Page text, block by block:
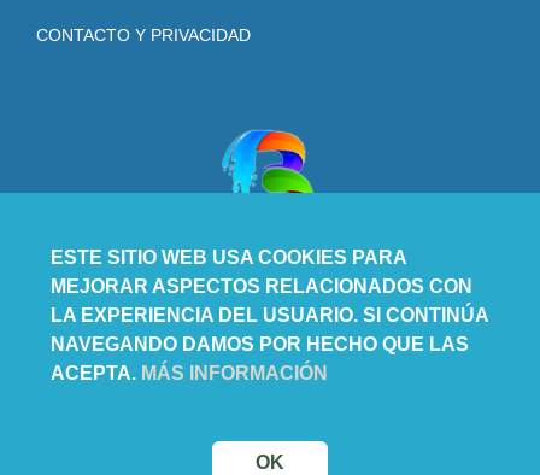
CONTACTO Y PRIVACIDAD
ESTE SITIO WEB USA COOKIES PARA
MEJORAR ASPECTOS RELACIONADOS CON
LA EXPERIENCIA DEL USUARIO. SI CONTINÚA
NAVEGANDO DAMOS POR HECHO QUE LAS
ACEPTA. MÁS INFORMACIÓN
OK